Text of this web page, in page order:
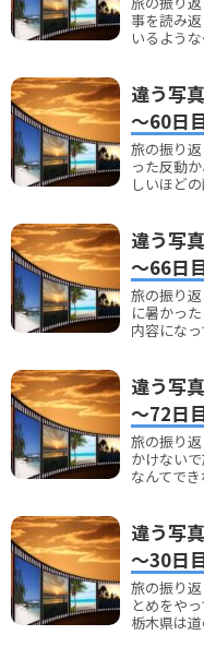
事を読み
いるよう
違う写
～60日
旅の振り
った反動
しいほど
違う写
～66日
旅の振り
に暑かっ
内容にな
違う写
～72日
旅の振り
かけない
なんてで
違う写
～30日
旅の振り
とめをや
栃木県は